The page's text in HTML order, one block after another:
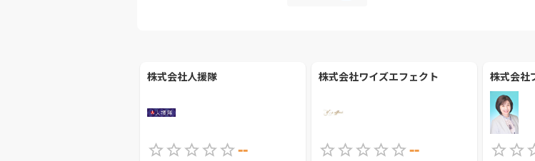
株式会社人援隊
--
株式会社ワイズエフェクト
--
株式会社